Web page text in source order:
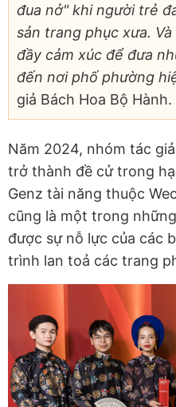
đua nở" khi người trẻ
sản trang phục xưa.
đầy cảm xúc để đưa
đến nơi phố phường
giả Bách Hoa Bộ Hành.
Năm 2024, nhóm tác
trở thành đề cử trong
Genz tài năng thuộc
cũng là một trong
được sự nỗ lực của các
trình lan toả các trang